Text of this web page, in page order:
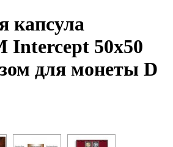
капсула
Intercept 50х50
для монеты D